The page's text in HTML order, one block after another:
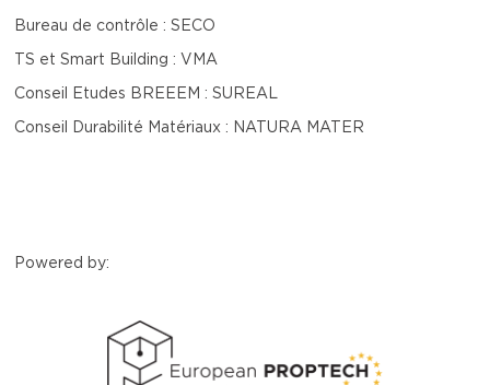
Bureau de contrôle : SECO
TS et Smart Building : VMA
Conseil Etudes BREEEM : SUREAL
Conseil Durabilité Matériaux : NATURA MATER
Powered by: